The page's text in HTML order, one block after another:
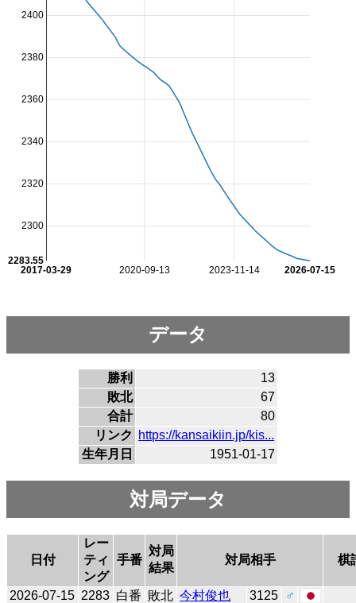
2020-09-13 2023-11-14
2017-03-29 2026-07-15
2300
2320
2340
2360
2380
2400
2283.55
データ
勝利
13
敗北
67
合計
80
リンク
https://kansaikiin.jp/kis...
生年月日
1951-01-17
対局データ
日付
レー
ティ
ング
手番
対局
結果
対局相手 棋
2026-07-15 2283 白番 敗北 今村俊也 3125
♂